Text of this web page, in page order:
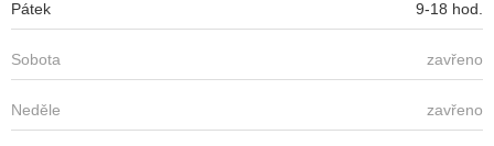
Pátek 9-18 hod.
Sobota zavřeno
Neděle zavřeno